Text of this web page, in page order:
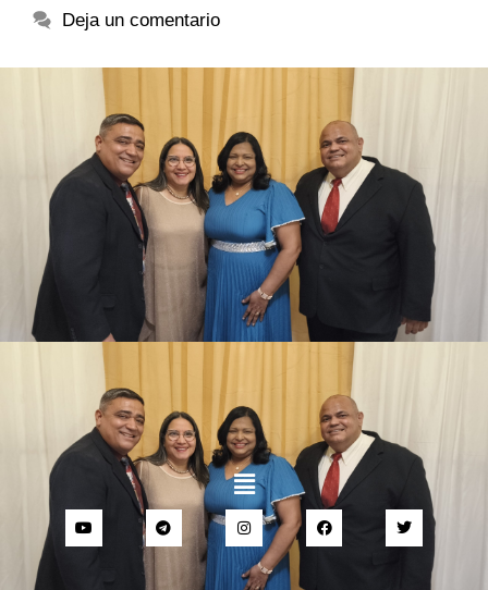
Deja un comentario